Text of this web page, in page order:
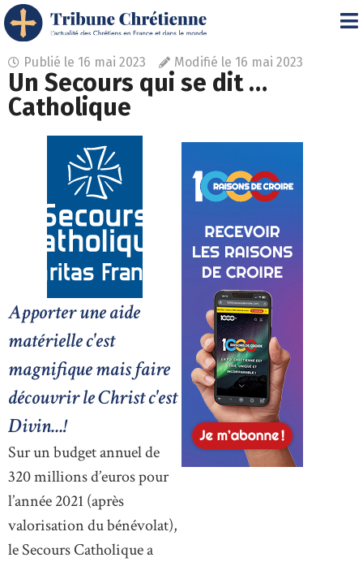
Publié le 16 mai 2023 Modifié le 16 mai 2023
Un Secours qui se dit …
Catholique
Apporter une aide
matérielle c'est
magnifique mais faire
découvrir le Christ c'est
Divin...!
Sur un budget annuel de
320 millions d’euros pour
l’année 2021 (après
valorisation du bénévolat),
le Secours Catholique a